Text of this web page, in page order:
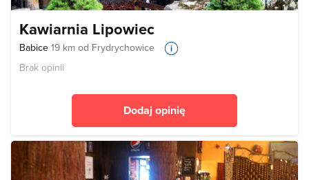
Kawiarnia Lipowiec
Babice 19 km od Frydrychowice
Brak opinii
Dodaj opinię